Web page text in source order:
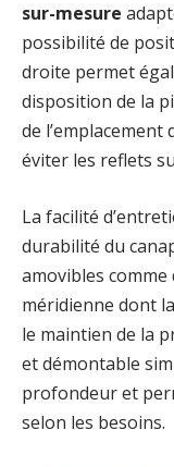
sur-mesure
possibilité de
droite permet
disposition de la
de
éviter les reflets
La facilité
durabilité du
amovibles
méridienne dont
le maintien de la
et démontable
profondeur et
selon les besoins.